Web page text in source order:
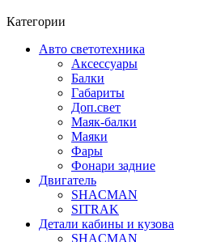
Категории
Авто светотехника
Аксессуары
Балки
Габариты
Доп.свет
Маяк-балки
Маяки
Фары
Фонари задние
Двигатель
SHACMAN
SITRAK
Детали кабины и кузова
SHACMAN